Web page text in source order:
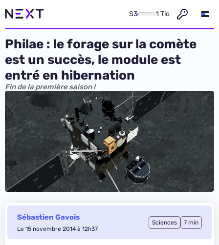
S3 1 Tio
Philae : le forage sur la comète
est un succès, le module est
entré en hibernation
Fin de la première saison !
Sébastien Gavois
Le 15 novembre 2014 à 12h37
Sciences 7 min